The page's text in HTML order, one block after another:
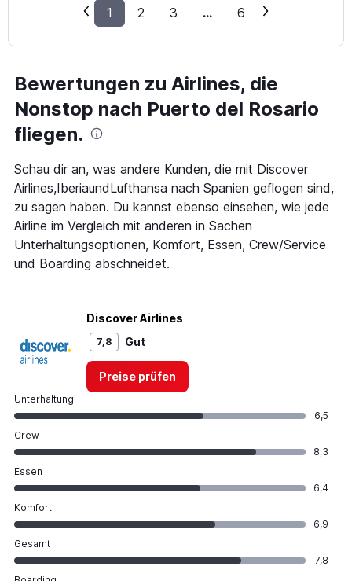
1 2 3 ... 6
Bewertungen zu Airlines, die
Nonstop nach Puerto del Rosario
fliegen.
Schau dir an, was andere Kunden, die mit Discover
Airlines,IberiaundLufthansa nach Spanien geflogen sind,
zu sagen haben. Du kannst ebenso einsehen, wie jede
Airline im Vergleich mit anderen in Sachen
Unterhaltungsoptionen, Komfort, Essen, Crew/Service
und Boarding abschneidet.
Discover Airlines
7,8 Gut
Preise prüfen
Unterhaltung
6,5
Crew
8,3
Essen
6,4
Komfort
6,9
Gesamt
7,8